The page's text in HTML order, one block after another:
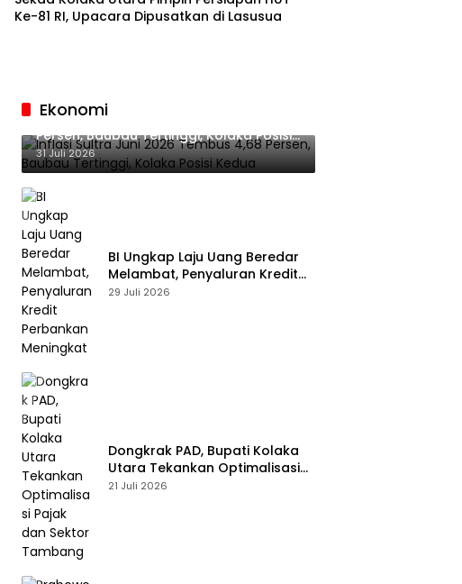
Ke-81 RI, Upacara Dipusatkan di Lasusua
Ekonomi
Inflasi Sultra Juni 2026 Tembus 4,68
Persen, Baubau Tertinggi, Kolaka Posisi
Kedua
31 Juli 2026
BI Ungkap Laju Uang Beredar
Melambat, Penyaluran Kredit
Perbankan Meningkat
29 Juli 2026
Dongkrak PAD, Bupati Kolaka
Utara Tekankan Optimalisasi
Pajak dan Sektor Tambang
21 Juli 2026